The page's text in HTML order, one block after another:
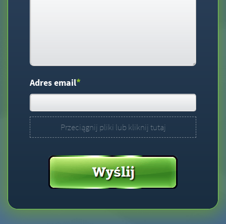
Adres email*
Przeciągnij pliki lub kliknij tutaj